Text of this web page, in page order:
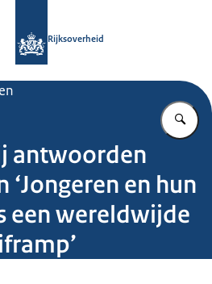
Rijksoverheid
antwoorden
‘Jongeren en hun
een wereldwijde